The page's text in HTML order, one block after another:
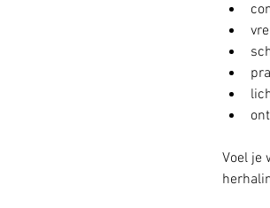
Voel je